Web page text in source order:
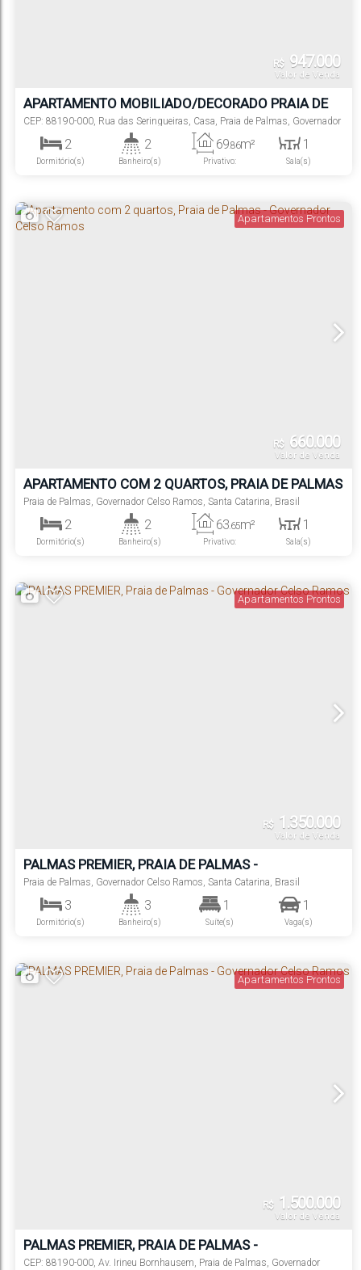
R$ 947.000
Valor de Venda
APARTAMENTO MOBILIADO/DECORADO PRAIA DE
PALMAS COM 2 DORMITORIOS
CEP: 88190-000, Rua das Seringueiras, Casa, Praia de Palmas, Governador
Santa Catarina
2
Dormitório(s)
2
Banheiro(s) Privativo:
69.86m² 1
Sala(s)
Apartamentos Prontos
R$ 660.000
Valor de Venda
APARTAMENTO COM 2 QUARTOS, PRAIA DE PALMAS
- GOVERNADOR CELSO RAMOS
Praia de Palmas, Governador Celso Ramos, Santa Catarina, Brasil
2
Dormitório(s)
2
Banheiro(s) Privativo:
63 .65m² 1
Sala(s)
Apartamentos Prontos
R$ 1.350.000
Valor de Venda
PALMAS PREMIER, PRAIA DE PALMAS -
GOVERNADOR CELSO RAMOS
Praia de Palmas, Governador Celso Ramos, Santa Catarina, Brasil
3
Dormitório(s)
3
Banheiro(s)
1
Suíte(s)
1
Vaga(s)
Apartamentos Prontos
R$ 1.500.000
Valor de Venda
PALMAS PREMIER, PRAIA DE PALMAS -
GOVERNADOR CELSO RAMOS
CEP: 88190-000, Av. Irineu Bornhausem, Praia de Palmas, Governador